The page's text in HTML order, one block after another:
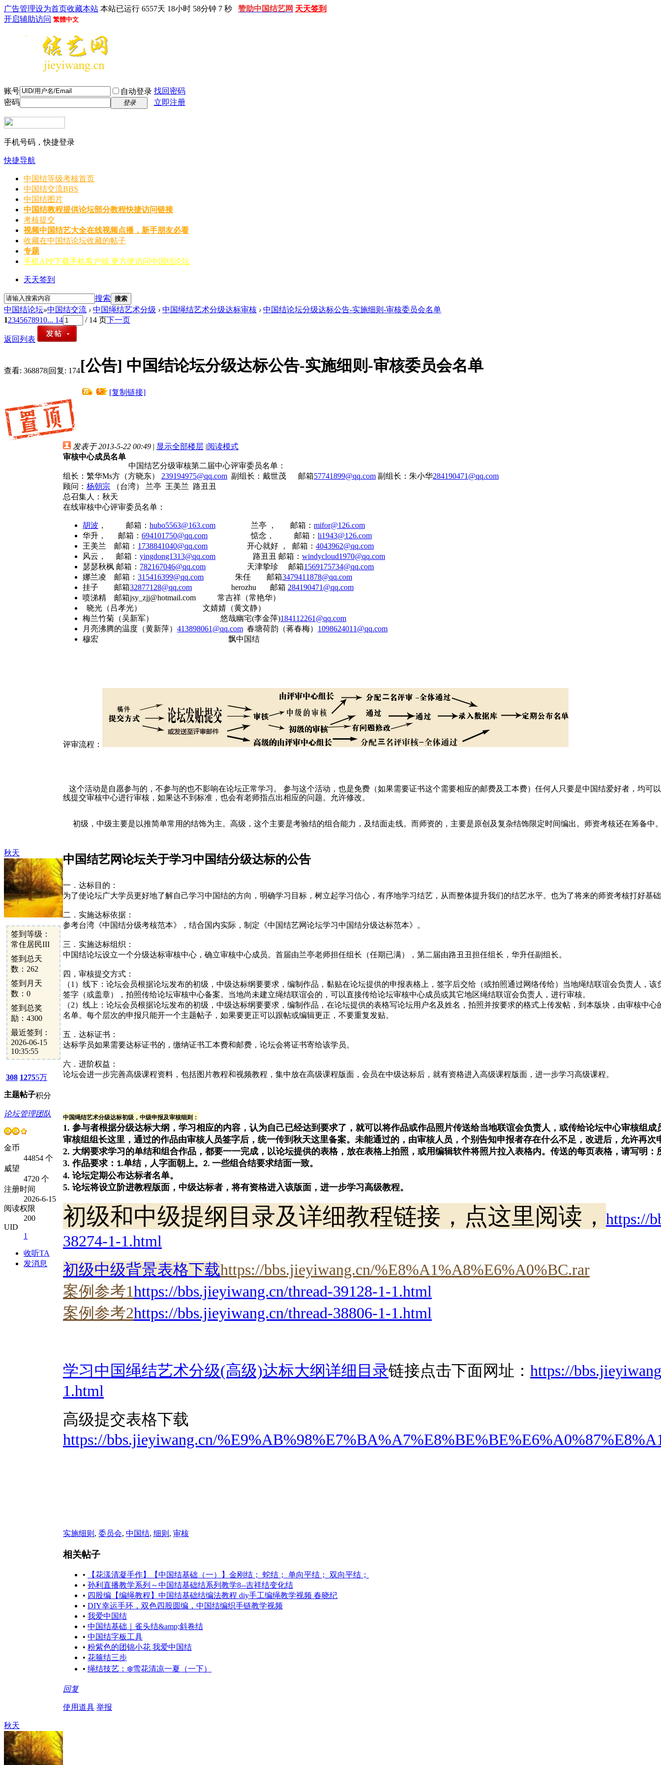
广告管理设为首页收藏本站 本站已运行 6557天 18小时 58分钟 8 秒 赞助中国结艺网 天天签到
开启辅助访问 繁體中文
账号 自动登录 找回密码
密码
登录 立即注册
手机号码，快捷登录
快捷导航
中国结等级考核首页
中国结交流BBS
中国结图片
中国结教程提供论坛部分教程快捷访问链接
考核提交
视频中国结艺大全在线视频点播，新手朋友必看
收藏在中国结论坛收藏的帖子
专题
手机APP下载手机客户端 更方便访问中国结论坛
天天签到
搜索 搜索
中国结论坛»中国结交流 › 中国绳结艺术分级 › 中国绳结艺术分级达标审核 › 中国结论坛分级达标公告-实施细则-审核委员会名单
12345678910... 14 / 14 页下一页
返回列表
查看: 368878|回复: 174[公告] 中国结论坛分级达标公告-实施细则-审核委员会名单
[复制链接]
秋天
签到等级：
常住居民III
签到总天
数：262
签到月天
数：0
签到总奖
励：4300
最近签到：
2026-06-15
10:35:55
308
主题
1275
帖子
5万
积分
论坛管理团队
金币
44854 个
威望
4720 个
注册时间
2026-6-15
阅读权限
200
UID
1
收听TA
发消息
发表于 2013-5-22 00:49 | 显示全部楼层 |阅读模式
审核中心成员名单
中国结艺分级审核第二届中心评审委员名单：
组长： 繁华Ms方（方晓东） 239194975@qq.com 副组长： 戴世茂 邮箱57741899@qq.com 副组长：朱小华284190471@qq.com
顾问： 杨朝宗 （台湾） 兰亭 王美兰 路丑丑
总召集人：秋天
在线审核中心评审委员名单：
胡波 ， 邮箱： hubo5563@163.com 兰亭 ， 邮箱： mifor@126.com
华升， 邮箱： 694101750@qq.com 惦念， 邮箱： li1943@126.com
王美兰 邮箱： 1738841040@qq.com 开心就好 ， 邮箱： 4043962@qq.com
风云， 邮箱： yingdong1313@qq.com 路丑丑 邮箱： windycloud1970@qq.com
瑟瑟秋枫 邮箱： 782167046@qq.com 天津挚珍 邮箱1569175734@qq.com
娜兰凌 邮箱： 315416399@qq.com 朱任 邮箱3479411878@qq.com
挂子 邮箱32877128@qq.com herozhu 邮箱 284190471@qq.com
喷涕精 邮箱jsy_zjj@hotmail.com 常吉祥（常艳华）
晓光（吕孝光） 文婧婧（黄文静）
梅兰竹菊（吴新军） 悠哉幽宅(李金萍)184112261@qq.com
月亮沸腾的温度（黄新萍） 413898061@qq.com 春塘荷韵（蒋春梅） 1098624011@qq.com
穆宏 飘中国结
评审流程：
这个活动是自愿参与的，不参与的也不影响在论坛正常学习。 参与这个活动，也是免费（如果需要证书这个需要相应的邮费及工本费）任何人只要是中国结爱好者，均可
线提交审核中心进行审核，如果达不到标准，也会有老师指点出相应的问题。允许修改。
初级，中级主要是以推简单常用的结饰为主。高级，这个主要是考验结的组合能力，及结面走线。而师资的，主要是原创及复杂结饰限定时间编出。师资考核还在筹备中
中国结艺网论坛关于学习中国结分级达标的公告
一．达标目的：
为了使论坛广大学员更好地了解自己学习中国结的方向，明确学习目标，树立起学习信心，有序地学习结艺，从而整体提升我们的结艺水平。也为了将来的师资考核打好基
二．实施达标依据：
参考台湾《中国结分级考核范本》，结合国内实际，制定《中国结艺网论坛学习中国结分级达标范本》。
三．实施达标组织：
中国结论坛设立一个分级达标审核中心，确立审核中心成员。首届由兰亭老师担任组长（任期已满），第二届由路丑丑担任组长，华升任副组长。
四，审核提交方式：
（1）线下：论坛会员根据论坛发布的初级，中级达标纲要要求，编制作品，黏贴在论坛提供的申报表格上，签字后交给（或拍照通过网络传给）当地绳结联谊会负责人，
签字（或盖章），拍照传给论坛审核中心备案。当地尚未建立绳结联谊会的，可以直接传给论坛审核中心成员或其它地区绳结联谊会负责人，进行审核。
（2）线上：论坛会员根据论坛发布的初级，中级达标纲要要求，编制作品，在论坛提供的表格写论坛用户名及姓名，拍照并按要求的格式上传发帖，到本版块，由审核中
名单。每个层次的申报只能开一个主题帖子，如果要更正可以跟帖或编辑更正，不要重复发贴。
五．达标证书：
达标学员如果需要达标证书的，缴纳证书工本费和邮费，论坛会将证书寄给该学员。
六．进阶权益：
论坛会进一步完善高级课程资料，包括图片教程和视频教程，集中放在高级课程版面，会员在中级达标后，就有资格进入高级课程版面，进一步学习高级课程。
中国绳结艺术分级达标初级，中级申报及审核细则：
1. 参与者根据分级达标大纲，学习相应的内容，认为自己已经达到要求了，就可以将作品或作品照片传送给当地联谊会负责人，或传给论坛中心审核组
审核组组长这里，通过的作品由审核人员签字后，统一传到秋天这里备案。未能通过的，由审核人员，个别告知申报者存在什么不足，改进后，允许再次
2. 大纲要求学习的单结和组合作品，都要一一完成，以论坛提供的表格，放在表格上拍照，或用编辑软件将照片拉入表格内。 传送的每页表格，请写明：
3. 作品要求： 1.单结，人字面朝上。 2. 一些组合结要求结面一致。
4. 论坛定期公布达标者名单。
5. 论坛将设立阶进教程版面，中级达标者，将有资格进入该版面，进一步学习高级教程。
初级和中级提纲目录及详细教程链接，点这里阅读， https://
38274-1-1.html
初级中级背景表格下载https://bbs.jieyiwang.cn/%E8%A1%A8%E6%A0%BC.rar
案例参考1https://bbs.jieyiwang.cn/thread-39128-1-1.html
案例参考2https://bbs.jieyiwang.cn/thread-38806-1-1.html
学习中国绳结艺术分级(高级)达标大纲详细目录链接点击下面网址： https://
1.html
高级提交表格下载
https://bbs.jieyiwang.cn/
实施细则 , 委员会, 中国结, 细则 , 审核
相关帖子
•
【花漾清凝手作】【中国结基础（一）】金刚结； 蛇结； 单向平结； 双向平结；
• 孙利直播教学系列～中国结基础结系列教学8--吉祥结变化结
• 四股编【编绳教程】中国结基础结编法教程 diy手工编绳教学视频 春晓纪
• DIY幸运手环，双色四股圆编，中国结编织手链教学视频
• 我爱中国结
• 中国结基础｜雀头结&amp;斜卷结
• 中国结字板工具
• 粉紫色的团锦小花 我爱中国结
• 花箍结三步
• 绳结技艺：❄️雪花清凉一夏（一下）
回复
使用道具 举报
秋天